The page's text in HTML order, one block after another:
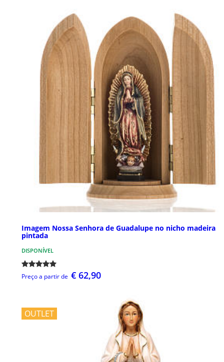
Imagem Nossa Senhora de Guadalupe no nicho madeira
pintada
DISPONÍVEL
Preço a partir de € 62,90
OUTLET